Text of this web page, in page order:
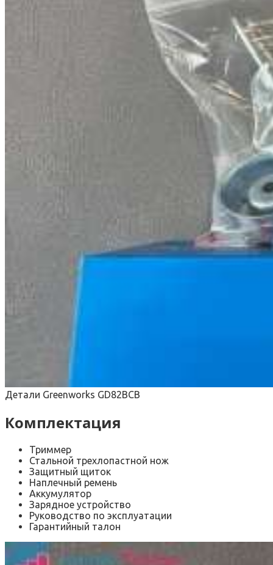
Детали Greenworks GD82BCB
Комплектация
Триммер
Стальной трехлопастной нож
Защитный щиток
Наплечный ремень
Аккумулятор
Зарядное устройство
Руководство по эксплуатации
Гарантийный талон